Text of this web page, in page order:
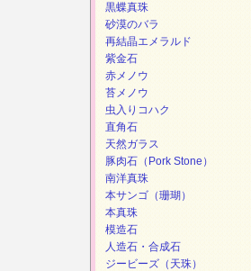
黒蝶真珠
砂漠のバラ
再結晶エメラルド
紫金石
赤メノウ
苔メノウ
虫入りコハク
直角石
天然ガラス
豚肉石（Pork Stone）
南洋真珠
本サンゴ（珊瑚）
本真珠
模造石
人造石・合成石
ジービーズ（天珠）